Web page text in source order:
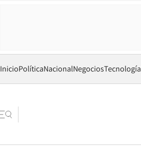
InicioPolíticaNacionalNegociosTecnología